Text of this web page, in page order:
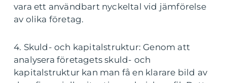
vara ett användbart nyckeltal vid jämförelse
av olika företag.
4. Skuld- och kapitalstruktur: Genom att
analysera företagets skuld- och
kapitalstruktur kan man få en klarare bild av